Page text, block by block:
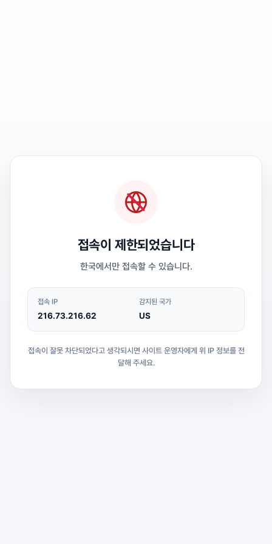
접속이 제한되었습니다
한국에서만 접속할 수 있습니다.
접속 IP
216.73.216.62
감지된 국가
US
접속이 잘못 차단되었다고 생각되시면 사이트 운영자에게 위 IP 정보를 전
달해 주세요.